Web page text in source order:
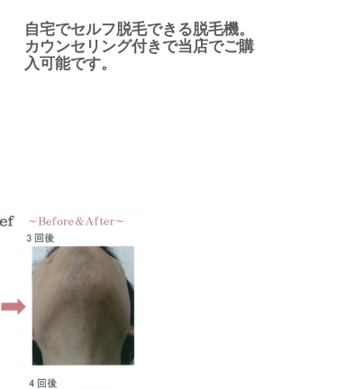
自宅でセルフ脱毛できる脱毛機。
カウンセリング付きで当店でご購
入可能です。